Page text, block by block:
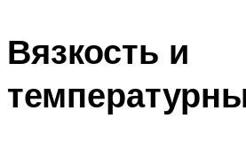
Вязкость и